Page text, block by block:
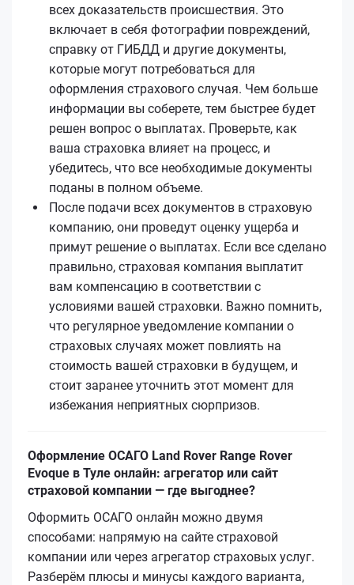
всех доказательств происшествия. Это
включает в себя фотографии повреждений,
справку от ГИБДД и другие документы,
которые могут потребоваться для
оформления страхового случая. Чем больше
информации вы соберете, тем быстрее будет
решен вопрос о выплатах. Проверьте, как
ваша страховка влияет на процесс, и
убедитесь, что все необходимые документы
поданы в полном объеме.
После подачи всех документов в страховую
компанию, они проведут оценку ущерба и
примут решение о выплатах. Если все сделано
правильно, страховая компания выплатит
вам компенсацию в соответствии с
условиями вашей страховки. Важно помнить,
что регулярное уведомление компании о
страховых случаях может повлиять на
стоимость вашей страховки в будущем, и
стоит заранее уточнить этот момент для
избежания неприятных сюрпризов.
Оформление ОСАГО Land Rover Range Rover
Evoque в Туле онлайн: агрегатор или сайт
страховой компании — где выгоднее?
Оформить ОСАГО онлайн можно двумя
способами: напрямую на сайте страховой
компании или через агрегатор страховых услуг.
Разберём плюсы и минусы каждого варианта,